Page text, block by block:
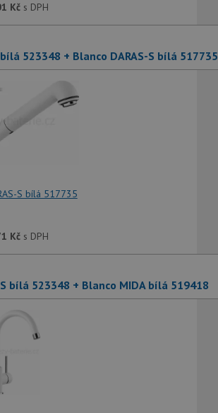
Kč s DPH
bílá 523348 + Blanco DARAS-S bílá 517735
S bílá 517735
Kč s DPH
S bílá 523348 + Blanco MIDA bílá 519418